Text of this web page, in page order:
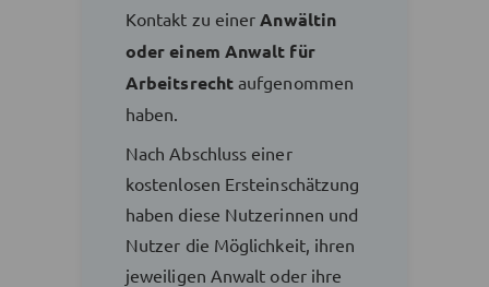
Kontakt zu einer Anwältin
oder einem Anwalt für
Arbeitsrechtaufgenommen
haben.
Nach Abschluss einer
kostenlosen Ersteinschätzung
haben diese Nutzerinnen und
Nutzer die Möglichkeit, ihren
jeweiligen Anwalt oder ihre